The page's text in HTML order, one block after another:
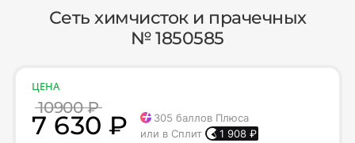
Сеть химчисток и прачечных
№ 1850585
ЦЕНА
10900 ₽
7 630 ₽ 305 баллов Плюса
или в Сплит
1 908 ₽